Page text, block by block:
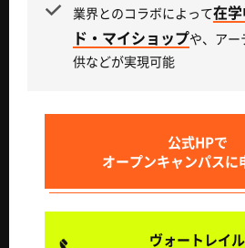
業界とのコラボによって在
ド・マイショップや、アー
供などが実現可能
公式HPで
オープンキャンパスに
ヴォートレイ